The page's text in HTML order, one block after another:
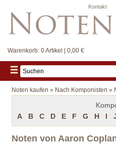
Kontakt
Warenkorb: 0 Artikel | 0,00 €
Noten kaufen » Nach Komponisten »
A
B C D E F G H I
Noten von Aaron